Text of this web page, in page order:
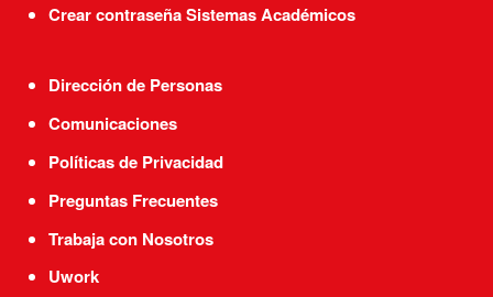
Crear contraseña Sistemas Académicos
Dirección de Personas
Comunicaciones
Políticas de Privacidad
Preguntas Frecuentes
Trabaja con Nosotros
Uwork